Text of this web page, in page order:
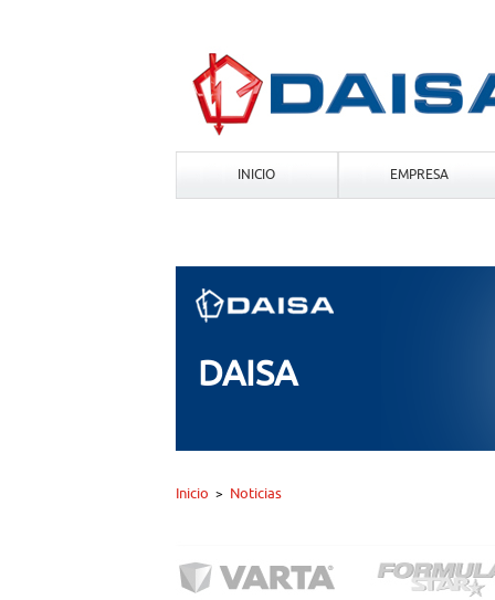
INICIO EMPRESA
DAISA
Inicio > Noticias